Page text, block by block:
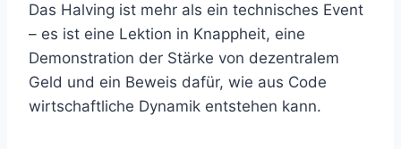
Das Halving ist mehr als ein technisches Event
– es ist eine Lektion in Knappheit, eine
Demonstration der Stärke von dezentralem
Geld und ein Beweis dafür, wie aus Code
wirtschaftliche Dynamik entstehen kann.